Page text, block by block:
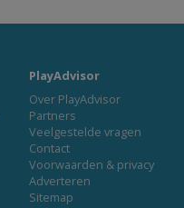
PlayAdvisor
Over PlayAdvisor
Partners
Veelgestelde vragen
Contact
Voorwaarden & privacy
Adverteren
Sitemap